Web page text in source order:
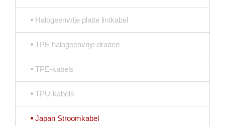
Halogeenvrije platte lintkabel
TPE halogeenvrije draden
TPE-kabels
TPU-kabels
Japan Stroomkabel